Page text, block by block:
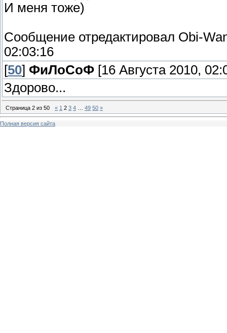
И меня тоже)
Сообщение отредактировал Obi-
02:03:16
[50] ФиЛоСоФ [16 Августа 2010,
Здорово...
Страница 2 из 50 « 1 2 3 4 49 50 »
Полная версия сайта